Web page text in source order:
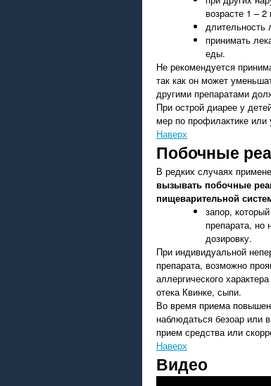
возрасте 1 –
длительность
принимать
еды.
Не рекомендуется
так как он может
другими препаратами
При острой диарее у
мер по профилактике или
Наверх
Побочные
В редких случаях
вызывать побочные
пищеварительной
запор,
препарата, но
дозировку.
При индивидуальной
препарата, возможно
аллергического
отека Квинке, сыпи.
Во время приема
наблюдаться безоар или
прием средства или
Наверх
Видео